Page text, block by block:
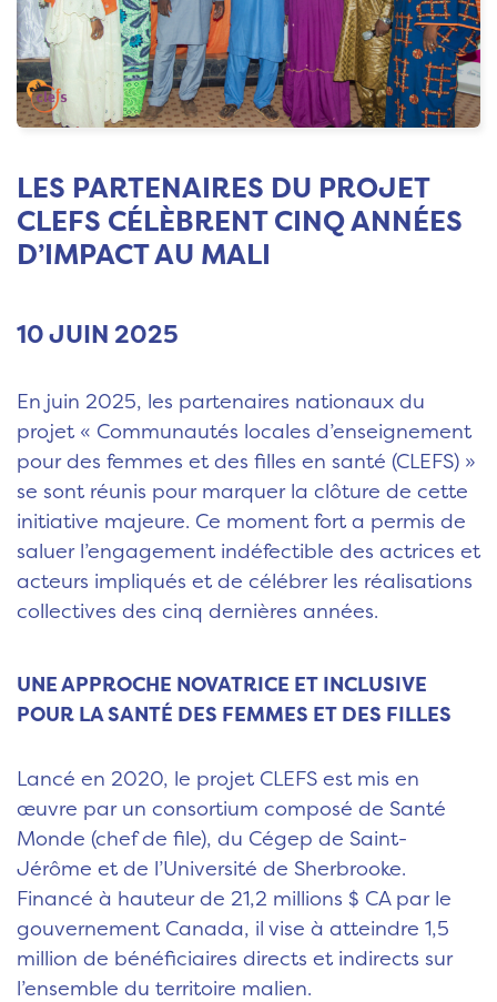
LES PARTENAIRES DU PROJET
CLEFS CÉLÈBRENT CINQ ANNÉES
D’IMPACT AU MALI
10 JUIN 2025
En juin 2025, les partenaires nationaux du
projet « Communautés locales d’enseignement
pour des femmes et des filles en santé (CLEFS) »
se sont réunis pour marquer la clôture de cette
initiative majeure. Ce moment fort a permis de
saluer l’engagement indéfectible des actrices et
acteurs impliqués et de célébrer les réalisations
collectives des cinq dernières années.
UNE APPROCHE NOVATRICE ET INCLUSIVE
POUR LA SANTÉ DES FEMMES ET DES FILLES
Lancé en 2020, le projet CLEFS est mis en
œuvre par un consortium composé de Santé
Monde (chef de file), du Cégep de Saint-
Jérôme et de l’Université de Sherbrooke.
Financé à hauteur de 21,2 millions $ CA par le
gouvernement Canada, il vise à atteindre 1,5
million de bénéficiaires directs et indirects sur
l’ensemble du territoire malien.